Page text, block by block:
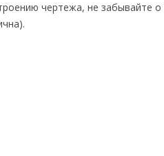
чертежа, не забывайте